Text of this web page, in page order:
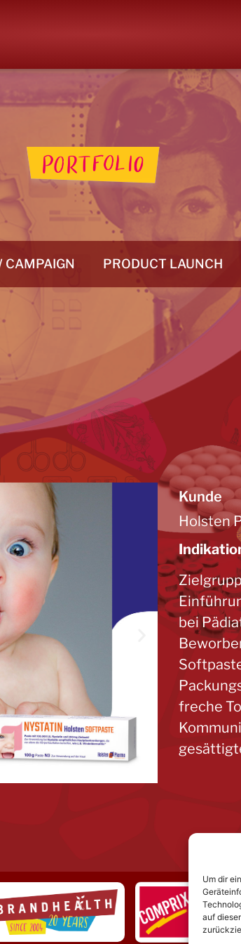
Um dir
auf
CAMPAIGN PRODUCT LAUNCH
Kunde
Holsten
bei
freche